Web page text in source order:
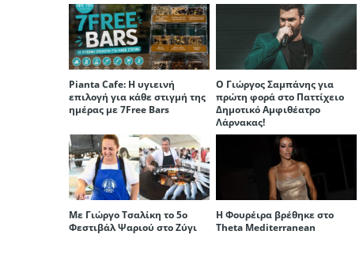
Pianta Cafe: Η υγιεινή
επιλογή για κάθε στιγμή της
ημέρας με 7Free Bars
Ο Γιώργος Σαμπάνης για
πρώτη φορά στο Παττίχειο
Δημοτικό Αμφιθέατρο
Λάρνακας!
Με Γιώργο Τσαλίκη το 5ο
Φεστιβάλ Ψαριού στο Ζύγι
Η Φουρέιρα βρέθηκε στο
Theta Mediterranean